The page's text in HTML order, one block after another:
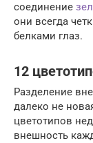
соединение
они всегда
белками глаз.
12
Разделение
далеко не
цветотипов
внешность